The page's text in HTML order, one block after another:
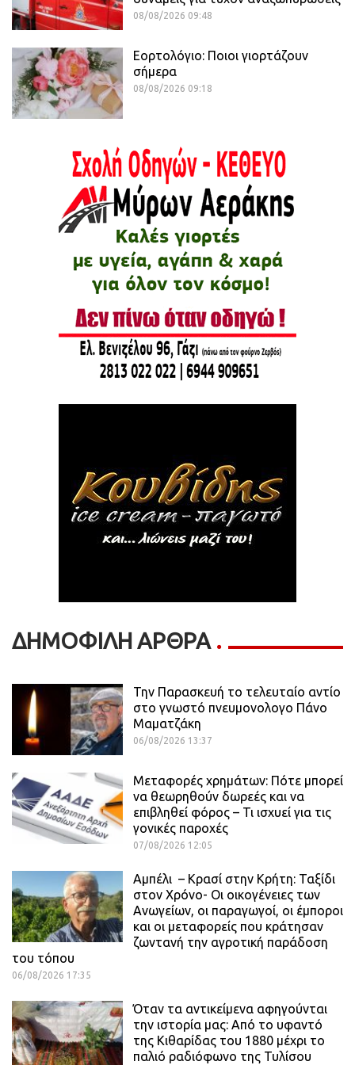
08/08/2026 09:48
Εορτολόγιο: Ποιοι γιορτάζουν
σήμερα
08/08/2026 09:18
ΔΗΜΟΦΙΛΗ ΑΡΘΡΑ
Την Παρασκευή το τελευταίο αντίο
στο γνωστό πνευμονολογο Πάνο
Μαματζάκη
06/08/2026 13:37
Μεταφορές χρημάτων: Πότε μπορεί
να θεωρηθούν δωρεές και να
επιβληθεί φόρος – Τι ισχυεί για τις
γονικές παροχές
07/08/2026 12:05
Αμπέλι – Κρασί στην Κρήτη: Ταξίδι
στον Χρόνο- Οι οικογένειες των
Ανωγείων, οι παραγωγοί, οι έμποροι
και οι μεταφορείς που κράτησαν
ζωντανή την αγροτική παράδοση
του τόπου
06/08/2026 17:35
Όταν τα αντικείμενα αφηγούνται
την ιστορία μας: Από το υφαντό
της Κιθαρίδας του 1880 μέχρι το
παλιό ραδιόφωνο της Τυλίσου